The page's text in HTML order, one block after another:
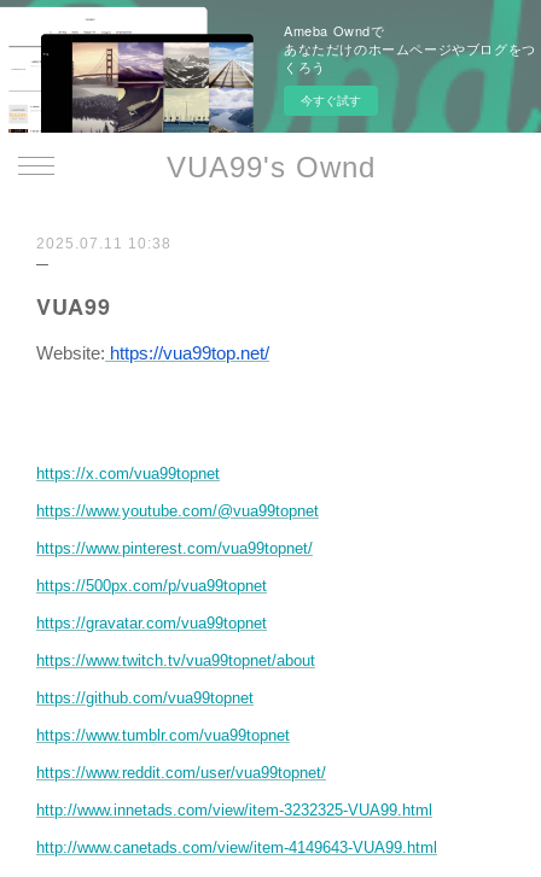
Ameba Owndで
あなただけのホームページやブログをつ
くろう
今すぐ試す
VUA99's Ownd
2025.07.11 10:38
VUA99